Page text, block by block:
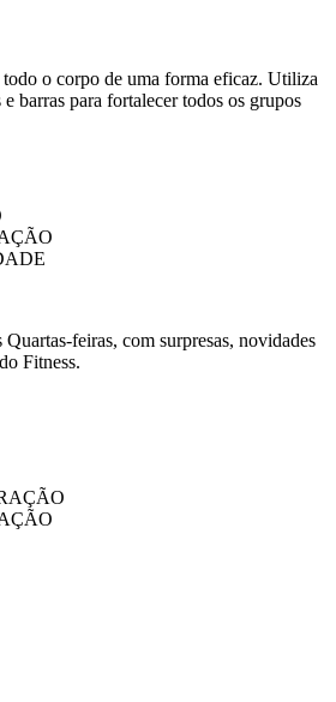
o corpo de uma forma eficaz. Utiliza
e barras para fortalecer todos os grupos
feiras, com surpresas, novidades
Fitness.